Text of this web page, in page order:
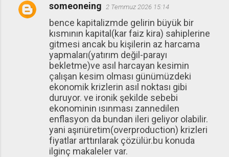
someoneing 2 Temmuz 2026 15:14
bence kapitalizmde gelirin büyük bir
kısmının kapital(kar faiz kira) sahiplerine
gitmesi ancak bu kişilerin az harcama
yapmaları(yatırım değil-parayı
bekletme)ve asıl harcayan kesimin
çalışan kesim olması günümüzdeki
ekonomik krizlerin asıl noktası gibi
duruyor. ve ironik şekilde sebebi
ekonominin ısınması zannedilen
enflasyon da bundan ileri geliyor olabilir.
yani aşırıüretim(overproduction) krizleri
fiyatlar arttırılarak çözülür.bu konuda
ilginç makaleler var.